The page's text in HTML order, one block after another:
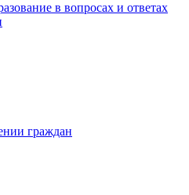
в вопросах и ответах
граждан